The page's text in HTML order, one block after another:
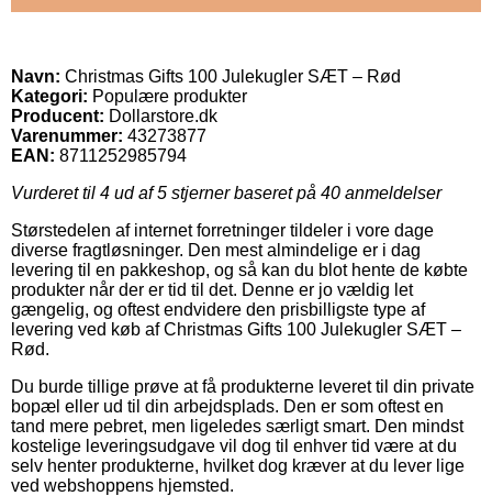
Navn: Christmas Gifts 100 Julekugler SÆT – Rød
Kategori: Populære produkter
Producent: Dollarstore.dk
Varenummer: 43273877
EAN: 8711252985794
Vurderet til 4 ud af 5 stjerner baseret på 40 anmeldelser
Størstedelen af internet forretninger tildeler i vore dage
diverse fragtløsninger. Den mest almindelige er i dag
levering til en pakkeshop, og så kan du blot hente de købte
produkter når der er tid til det. Denne er jo vældig let
gængelig, og oftest endvidere den prisbilligste type af
levering ved køb af Christmas Gifts 100 Julekugler SÆT –
Rød.
Du burde tillige prøve at få produkterne leveret til din private
bopæl eller ud til din arbejdsplads. Den er som oftest en
tand mere pebret, men ligeledes særligt smart. Den mindst
kostelige leveringsudgave vil dog til enhver tid være at du
selv henter produkterne, hvilket dog kræver at du lever lige
ved webshoppens hjemsted.